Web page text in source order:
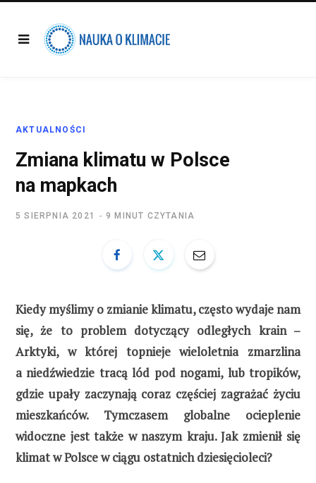
AKTUALNOŚCI
Zmiana klimatu w Polsce
na mapkach
5 SIERPNIA 2021 9 MINUT CZYTANIA
Kiedy myślimy o zmianie klimatu, często wydaje nam
się, że to problem dotyczący odległych krain –
Arktyki, w której topnieje wieloletnia zmarzlina
a niedźwiedzie tracą lód pod nogami, lub tropików,
gdzie upały zaczynają coraz częściej zagrażać życiu
mieszkańców. Tymczasem globalne ocieplenie
widoczne jest także w naszym kraju. Jak zmienił się
klimat w Polsce w ciągu ostatnich dziesięcioleci?